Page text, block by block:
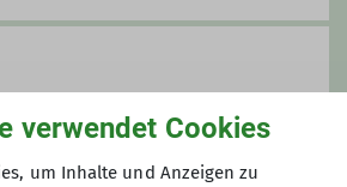
80 € (Gäste), inkl. DAV
verwendet Cookies
um Inhalte und Anzeigen zu